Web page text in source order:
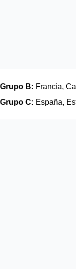
Grupo B: Francia,
Grupo C: España,